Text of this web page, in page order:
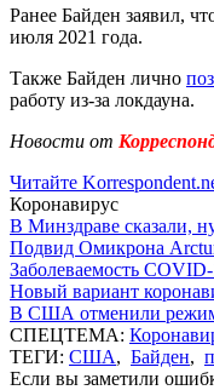
Ранее Байден заявил,
июля 2021 года.
Также Байден лично
работу из-за локдауна.
Новости от
Читайте
Коронавирус
В Минздраве сказали,
Подвид Омикрона
Заболеваемость
Новый вариант
В США отменили
СПЕЦТЕМА:
ТЕГИ: США, Байден,
Если вы заметили